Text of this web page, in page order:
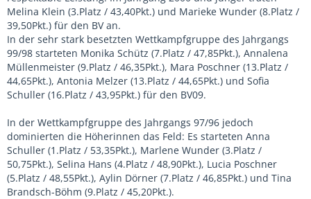
Melina Klein (3.Platz / 43,40Pkt.) und Marieke Wunder (8.Platz /
39,50Pkt.) für den BV an.
In der sehr stark besetzten Wettkampfgruppe des Jahrgangs
99/98 starteten Monika Schütz (7.Platz / 47,85Pkt.), Annalena
Müllenmeister (9.Platz / 46,35Pkt.), Mara Poschner (13.Platz /
44,65Pkt.), Antonia Melzer (13.Platz / 44,65Pkt.) und Sofia
Schuller (16.Platz / 43,95Pkt.) für den BV09.
In der Wettkampfgruppe des Jahrgangs 97/96 jedoch
dominierten die Höherinnen das Feld: Es starteten Anna
Schuller (1.Platz / 53,35Pkt.), Marlene Wunder (3.Platz /
50,75Pkt.), Selina Hans (4.Platz / 48,90Pkt.), Lucia Poschner
(5.Platz / 48,55Pkt.), Aylin Dörner (7.Platz / 46,85Pkt.) und Tina
Brandsch-Böhm (9.Platz / 45,20Pkt.).